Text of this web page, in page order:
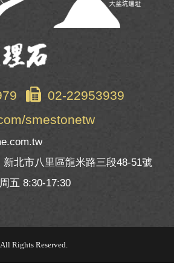
02-22953939
smestonetw
北市八里區龍米路三段48-51號
五 8:30-17:30
Rights Reserved.